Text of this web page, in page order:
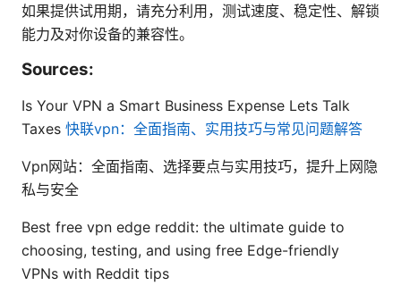
如果提供试用期，请充分利用，测试速度、稳定性、解锁
能力及对你设备的兼容性。
Sources:
Is Your VPN a Smart Business Expense Lets Talk
Taxes 快联vpn：全面指南、实用技巧与常见问题解答
Vpn网站：全面指南、选择要点与实用技巧，提升上网隐
私与安全
Best free vpn edge reddit: the ultimate guide to
choosing, testing, and using free Edge-friendly
VPNs with Reddit tips